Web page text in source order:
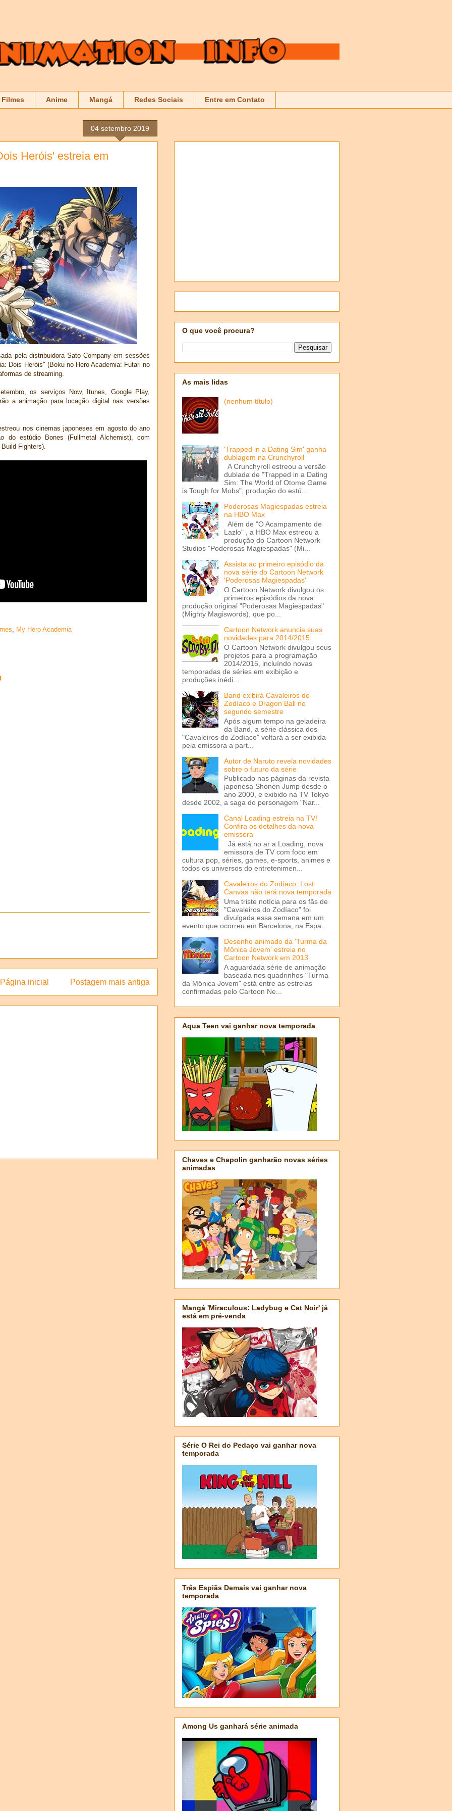
Filmes Anime Mangá Redes Sociais Entre em Contato
04 setembro 2019
Heróis' estreia em
pela distribuidora Sato Company em sessões
Dois Heróis" (Boku no Hero Academia: Futari no
de streaming.
os serviços Now, Itunes, Google Play,
a animação para locação digital nas versões
nos cinemas japoneses em agosto do ano
do estúdio Bones (Fullmetal Alchemist), com
Fighters).
, My Hero Academia
Postagem mais antiga
Página inicial
O que você procura?
As mais lidas
(nenhum título)
'Trapped in a Dating Sim' ganha
dublagem na Crunchyroll
A Crunchyroll estreou a versão
dublada de "Trapped in a Dating
Sim: The World of Otome Game
is Tough for Mobs", produção do estú...
Poderosas Magiespadas estreia
na HBO Max
Além de "O Acampamento de
Lazlo" , a HBO Max estreou a
produção do Cartoon Network
Studios "Poderosas Magiespadas" (Mi...
Assista ao primeiro episódio da
nova série do Cartoon Network
'Poderosas Magiespadas'
O Cartoon Network divulgou os
primeiros episódios da nova
produção original "Poderosas Magiespadas"
(Mighty Magiswords), que po...
Cartoon Network anuncia suas
novidades para 2014/2015
O Cartoon Network divulgou seus
projetos para a programação
2014/2015, incluíndo novas
temporadas de séries em exibição e
produções inédi...
Band exibirá Cavaleiros do
Zodíaco e Dragon Ball no
segundo semestre
Após algum tempo na geladeira
da Band, a série clássica dos
"Cavaleiros do Zodíaco" voltará a ser exibida
pela emissora a part...
Autor de Naruto revela novidades
sobre o futuro da série
Publicado nas páginas da revista
japonesa Shonen Jump desde o
ano 2000, e exibido na TV Tokyo
desde 2002, a saga do personagem "Nar...
Canal Loading estreia na TV!
Confira os detalhes da nova
emissora
Já está no ar a Loading, nova
emissora de TV com foco em
cultura pop, séries, games, e-sports, animes e
todos os universos do entretenimen...
Cavaleiros do Zodíaco: Lost
Canvas não terá nova temporada
Uma triste notícia para os fãs de
"Cavaleiros do Zodíaco" foi
divulgada essa semana em um
evento que ocorreu em Barcelona, na Espa...
Desenho animado da 'Turma da
Mônica Jovem' estreia no
Cartoon Network em 2013
A aguardada série de animação
baseada nos quadrinhos "Turma
da Mônica Jovem" está entre as estreias
confirmadas pelo Cartoon Ne...
Aqua Teen vai ganhar nova temporada
Chaves e Chapolin ganharão novas séries
animadas
Mangá 'Miraculous: Ladybug e Cat Noir' já
está em pré-venda
Série O Rei do Pedaço vai ganhar nova
temporada
Três Espiãs Demais vai ganhar nova
temporada
Among Us ganhará série animada